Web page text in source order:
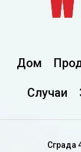
Дом
Случаи
Сграда